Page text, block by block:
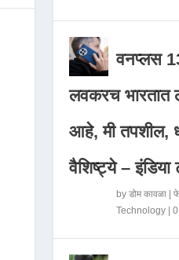
वनप्लस
लवकरच भारतात
आहे, मी तपशील,
वैशिष्ट्ये – इंडिया
by डोम कावळा|
Technology| 0